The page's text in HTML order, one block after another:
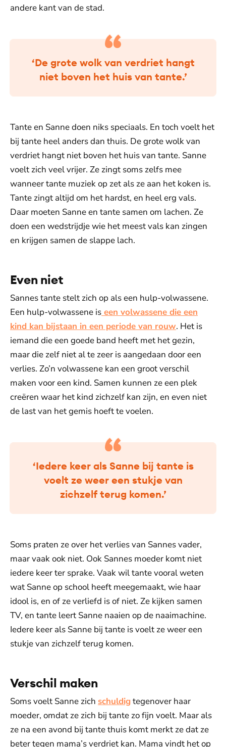
andere kant van de stad.
‘De grote wolk van verdriet hangt
niet boven het huis van tante.’
Tante en Sanne doen niks speciaals. En toch voelt het
bij tante heel anders dan thuis. De grote wolk van
verdriet hangt niet boven het huis van tante. Sanne
voelt zich veel vrijer. Ze zingt soms zelfs mee
wanneer tante muziek op zet als ze aan het koken is.
Tante zingt altijd om het hardst, en heel erg vals.
Daar moeten Sanne en tante samen om lachen. Ze
doen een wedstrijdje wie het meest vals kan zingen
en krijgen samen de slappe lach.
Even niet
Sannes tante stelt zich op als een hulp-volwassene.
Een hulp-volwassene is een volwassene die een
kind kan bijstaan in een periode van rouw. Het is
iemand die een goede band heeft met het gezin,
maar die zelf niet al te zeer is aangedaan door een
verlies. Zo’n volwassene kan een groot verschil
maken voor een kind. Samen kunnen ze een plek
creëren waar het kind zichzelf kan zijn, en even niet
de last van het gemis hoeft te voelen.
‘Iedere keer als Sanne bij tante is
voelt ze weer een stukje van
zichzelf terug komen.’
Soms praten ze over het verlies van Sannes vader,
maar vaak ook niet. Ook Sannes moeder komt niet
iedere keer ter sprake. Vaak wil tante vooral weten
wat Sanne op school heeft meegemaakt, wie haar
idool is, en of ze verliefd is of niet. Ze kijken samen
TV, en tante leert Sanne naaien op de naaimachine.
Iedere keer als Sanne bij tante is voelt ze weer een
stukje van zichzelf terug komen.
Verschil maken
Soms voelt Sanne zich schuldigtegenover haar
moeder, omdat ze zich bij tante zo fijn voelt. Maar als
ze na een avond bij tante thuis komt merkt ze dat ze
beter tegen mama’s verdriet kan. Mama vindt het op